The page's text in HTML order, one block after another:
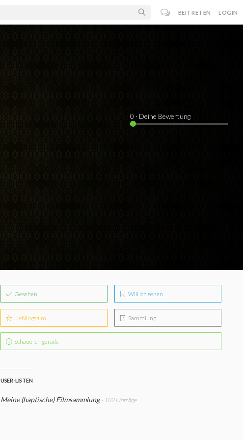
BEITRETEN LOGIN
0 · Deine Bewertung
Gesehen Will ich sehen
Lieblingsfilm Sammlung
Schaue ich gerade
USER-LISTEN
Meine (haptische) Filmsammlung - 102 Einträge